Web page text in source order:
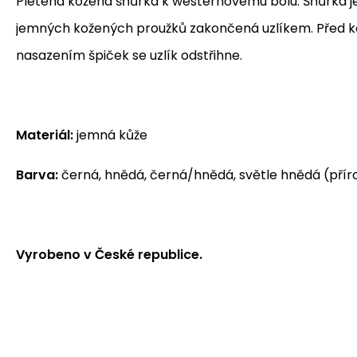
jemných kožených proužků zakončená uzlíkem. Před
nasazením špiček se uzlík odstřihne.
Materiál:jemná kůže
Barva:černá, hnědá, černá/hnědá, světle hnědá
Vyrobeno v České republice.